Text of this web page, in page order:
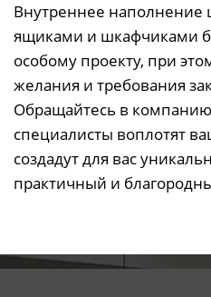
Внутреннее наполнение
ящиками и шкафчиками
особому проекту, при
желания и требования
Обращайтесь в
специалисты воплотят
создадут для вас
практичный и